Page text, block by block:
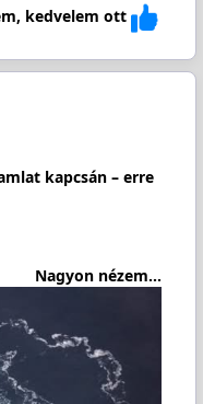
kedvelem ott
kapcsán – erre
Nagyon nézem...